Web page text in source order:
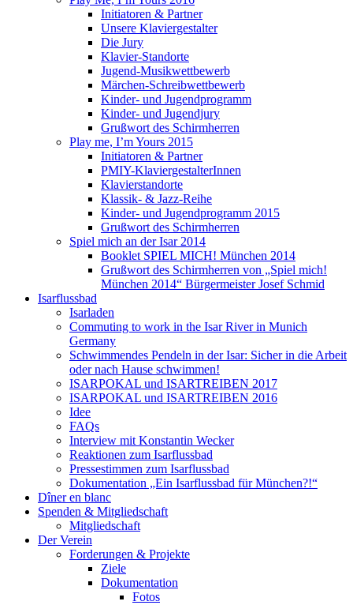
Initiatoren & Partner
Unsere Klaviergestalter
Die Jury
Klavier-Standorte
Jugend-Musikwettbewerb
Märchen-Schreibwettbewerb
Kinder- und Jugendprogramm
Kinder- und Jugendjury
Grußwort des Schirmherren
Play me, I’m Yours 2015
Initiatoren & Partner
PMIY-KlaviergestalterInnen
Klavierstandorte
Klassik- & Jazz-Reihe
Kinder- und Jugendprogramm 2015
Grußwort des Schirmherren
Spiel mich an der Isar 2014
Booklet SPIEL MICH! München 2014
Grußwort des Schirmherren von „Spiel mich!
München 2014“ Bürgermeister Josef Schmid
Isarflussbad
Isarladen
Commuting to work in the Isar River in Munich
Germany
Schwimmendes Pendeln in der Isar: Sicher in die Arbeit
oder nach Hause schwimmen!
ISARPOKAL und ISARTREIBEN 2017
ISARPOKAL und ISARTREIBEN 2016
Idee
FAQs
Interview mit Konstantin Wecker
Reaktionen zum Isarflussbad
Pressestimmen zum Isarflussbad
Dokumentation „Ein Isarflussbad für München?!“
Dîner en blanc
Spenden & Mitgliedschaft
Mitgliedschaft
Der Verein
Forderungen & Projekte
Ziele
Dokumentation
Fotos